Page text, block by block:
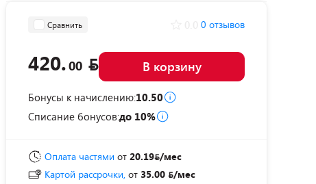
Сравнить 0 отзывов
420.00 В корзину
Бонусы к начислению:10.50
Списание бонусов:до 10%
Оплата частями от 20.19 /мес
Картой рассрочки, от 35.00 /мес